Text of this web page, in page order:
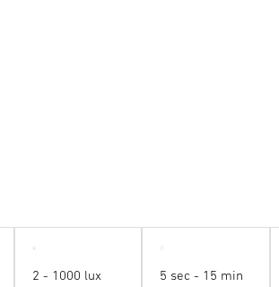
2 - 1000 lux 5 sec - 15 min